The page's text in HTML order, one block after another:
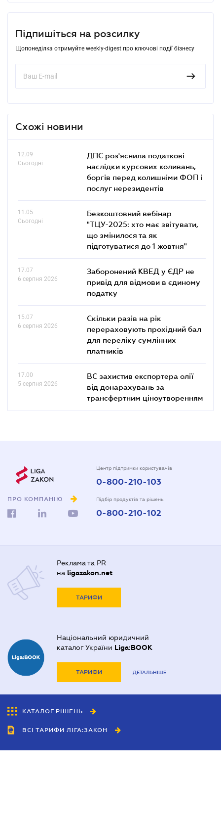
Підпишіться на розсилку
Щопонеділка отримуйте weekly-digest про ключові події бізнесу
Схожі новини
12.09
Сьогодні
ДПС роз'яснила податкові
наслідки курсових коливань,
боргів перед колишніми ФОП і
послуг нерезидентів
11.05
Сьогодні
Безкоштовний вебінар
"ТЦУ-2025: хто має звітувати,
що змінилося та як
підготуватися до 1 жовтня"
17.07
6 серпня 2026
Заборонений КВЕД у ЄДР не
привід для відмови в єдиному
податку
15.07
6 серпня 2026
Скільки разів на рік
перераховують прохідний бал
для переліку сумлінних
платників
17.00
5 серпня 2026
ВС захистив експортера олії
від донарахувань за
трансфертним ціноутворенням
ПРО КОМПАНІЮ
Центр підтримки користувачів
0-800-210-103
Підбір продуктів та рішень
0-800-210-102
Реклама та PR
на ligazakon.net
ТАРИФИ
Національний юридичний
каталог України Liga:BOOK
ТАРИФИ ДЕТАЛЬНІШЕ
КАТАЛОГ РІШЕНЬ
ВСІ ТАРИФИ ЛІГА:ЗАКОН